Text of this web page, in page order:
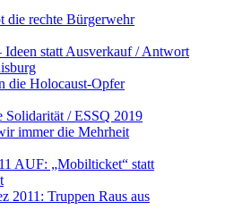
die rechte Bürgerwehr
Ideen statt Ausverkauf / Antwort
die Holocaust-Opfer
Solidarität / ESSQ 2019
immer die Mehrheit
AUF: „Mobilticket“ statt
2011: Truppen Raus aus